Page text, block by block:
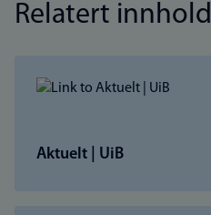
Relatert innhold
Aktuelt | UiB